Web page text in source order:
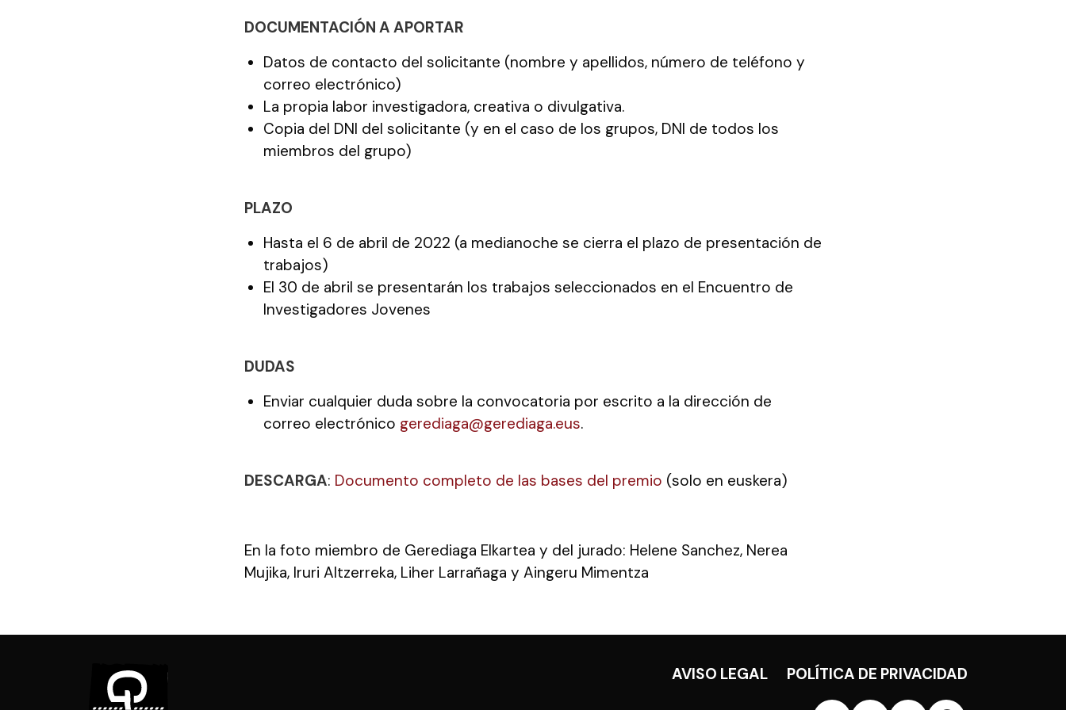
DOCUMENTACIÓN A APORTAR
Datos de contacto del solicitante (nombre y apellidos, número de teléfono y
correo electrónico)
La propia labor investigadora, creativa o divulgativa.
Copia del DNI del solicitante (y en el caso de los grupos, DNI de todos los
miembros del grupo)
PLAZO
Hasta el 6 de abril de 2022 (a medianoche se cierra el plazo de presentación de
trabajos)
El 30 de abril se presentarán los trabajos seleccionados en el Encuentro de
Investigadores Jovenes
DUDAS
Enviar cualquier duda sobre la convocatoria por escrito a la dirección de
correo electrónico gerediaga@gerediaga.eus.
DESCARGA: Documento completo de las bases del premio (solo en euskera)
En la foto miembro de Gerediaga Elkartea y del jurado: Helene Sanchez, Nerea
Mujika, Iruri Altzerreka, Liher Larrañaga y Aingeru Mimentza
AVISO LEGAL POLÍTICA DE PRIVACIDAD